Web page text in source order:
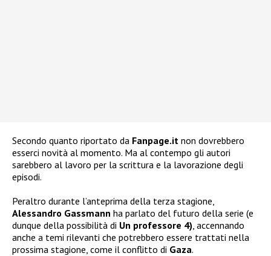
Secondo quanto riportato da Fanpage.it non dovrebbero
esserci novità al momento. Ma al contempo gli autori
sarebbero al lavoro per la scrittura e la lavorazione degli
episodi.
Peraltro durante l’anteprima della terza stagione,
Alessandro Gassmann ha parlato del futuro della serie (e
dunque della possibilità di Un professore 4) , accennando
anche a temi rilevanti che potrebbero essere trattati nella
prossima stagione, come il conflitto di Gaza.